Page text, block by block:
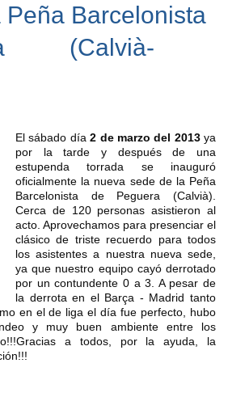
Peña Barcelonista
(Calvià-
El sábado día2 de marzo del 2013ya
por la tarde y después de una
estupenda torrada se inauguró
oficialmente la nueva sede de la Peña
Barcelonista de Peguera (Calvià).
Cerca de 120 personas asistieron al
acto. Aprovechamos para presenciar el
clásico de triste recuerdo para todos
los asistentes a nuestra nueva sede,
ya que nuestro equipo cayó derrotado
por un contundente 0 a 3. A pesar de
la derrota en el Barça - Madrid tanto
en el de liga el día fue perfecto, hubo
y muy buen ambiente entre los
a todos, por la ayuda, la